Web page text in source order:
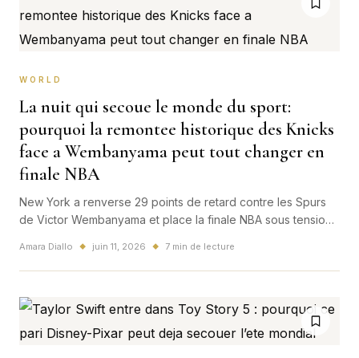
WORLD
La nuit qui secoue le monde du sport:
pourquoi la remontee historique des Knicks
face a Wembanyama peut tout changer en
finale NBA
New York a renverse 29 points de retard contre les Spurs
de Victor Wembanyama et place la finale NBA sous tension
titre comme pour le regard francais sur Wemby.
Amara Diallo ◆ juin 11, 2026 ◆ 7 min de lecture